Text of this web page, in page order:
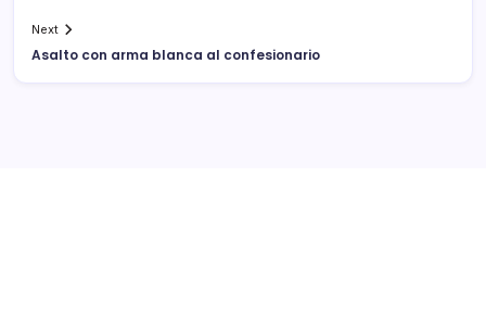
Next
Asalto con arma blanca al confesionario